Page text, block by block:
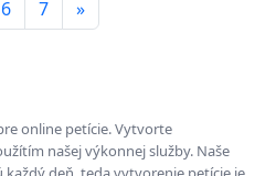
6 7 »
online petície. Vytvorte
našej výkonnej služby. Naše